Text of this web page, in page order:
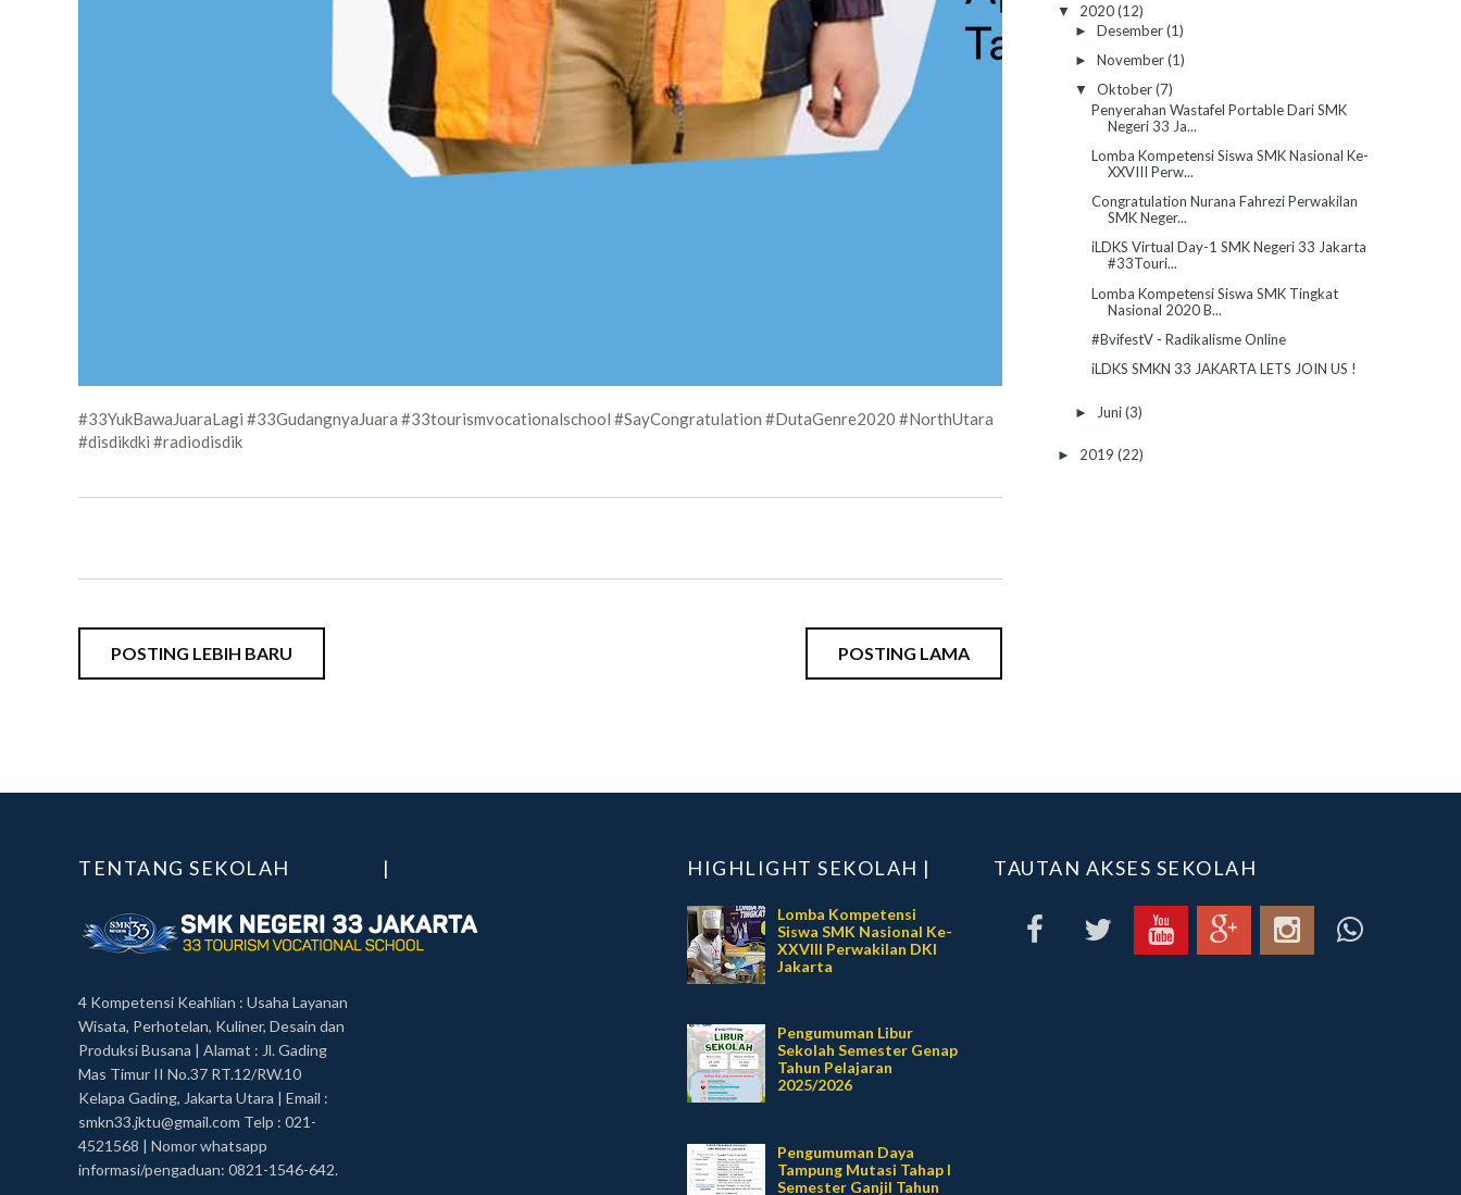
#33YukBawaJuaraLagi #33GudangnyaJuara #33tourismvocationalschool #SayCongratulation #DutaGenre2020 #NorthUtara
#disdikdki #radiodisdik
POSTING LEBIH BARU POSTING LAMA
▼ 2020(12)
► Desember(1)
► November(1)
▼ Oktober(7)
Penyerahan Wastafel Portable Dari SMK
Negeri 33 Ja...
Lomba Kompetensi Siswa SMK Nasional Ke-
XXVIII Perw...
Congratulation Nurana Fahrezi Perwakilan
SMK Neger...
iLDKS Virtual Day-1 SMK Negeri 33 Jakarta
#33Touri...
Lomba Kompetensi Siswa SMK Tingkat
Nasional 2020 B...
#BvifestV - Radikalisme Online
iLDKS SMKN 33 JAKARTA LETS JOIN US !
► Juni(3)
► 2019 (22)
TENTANG SEKOLAH
4 Kompetensi Keahlian : Usaha Layanan
Wisata, Perhotelan, Kuliner, Desain dan
Produksi Busana | Alamat : Jl. Gading
Mas Timur II No.37 RT.12/RW.10
Kelapa Gading, Jakarta Utara | Email :
smkn33.jktu@gmail.com Telp : 021-
4521568 | Nomor whatsapp
informasi/pengaduan: 0821-1546-642.
| HIGHLIGHT SEKOLAH |
Lomba Kompetensi
Siswa SMK Nasional Ke-
XXVIII Perwakilan DKI
Jakarta
Pengumuman Libur
Sekolah Semester Genap
Tahun Pelajaran
2025/2026
Pengumuman Daya
Tampung Mutasi Tahap I
Semester Ganjil Tahun
TAUTAN AKSES SEKOLAH